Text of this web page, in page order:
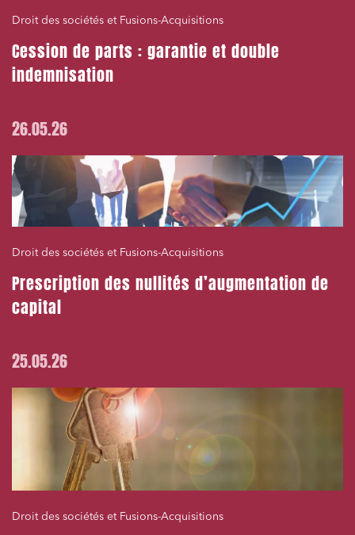
Droit des sociétés et Fusions-Acquisitions
Cession de parts : garantie et double
indemnisation
26.05.26
Droit des sociétés et Fusions-Acquisitions
Prescription des nullités d’augmentation de
capital
25.05.26
Droit des sociétés et Fusions-Acquisitions